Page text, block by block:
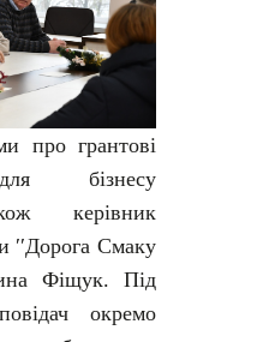
про грантові
бізнесу
керівник
′′Дорога Смаку
Фіщук. Під
окремо